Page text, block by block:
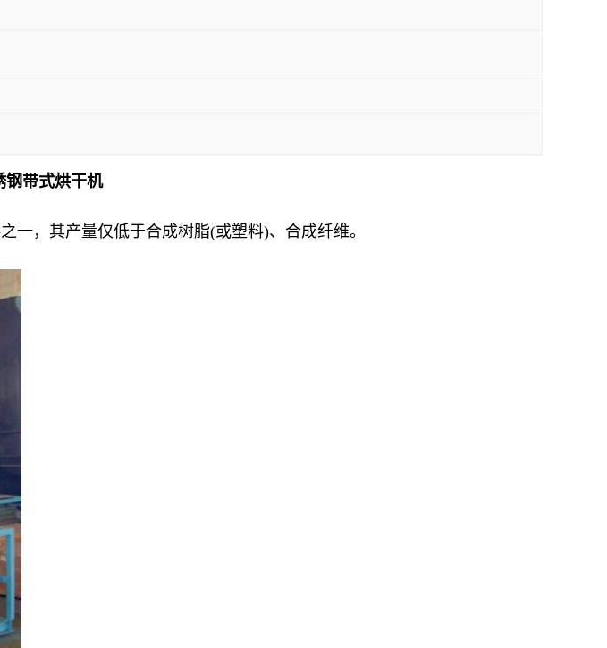
钢带式烘干机
一，其产量仅低于合成树脂(或塑料)、合成纤维。